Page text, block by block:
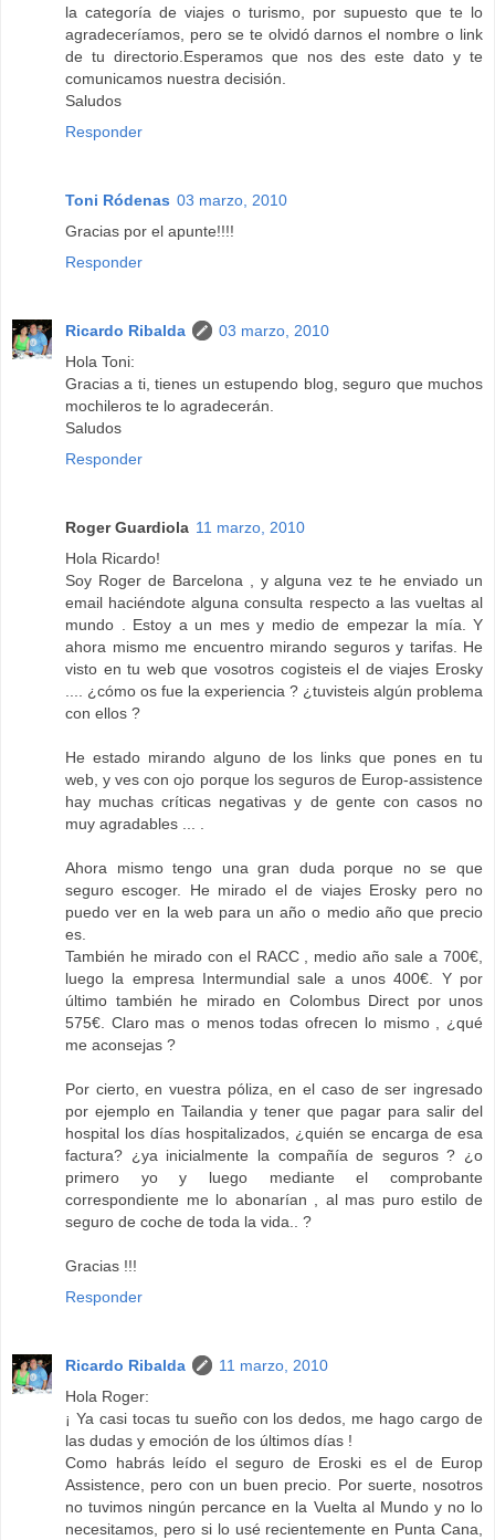
la categoría de viajes o turismo, por supuesto que te lo
agradeceríamos, pero se te olvidó darnos el nombre o link
de tu directorio.Esperamos que nos des este dato y te
comunicamos nuestra decisión.
Saludos
Responder
Toni Ródenas 03 marzo, 2010
Gracias por el apunte!!!!
Responder
Ricardo Ribalda
03 marzo, 2010
Hola Toni:
Gracias a ti, tienes un estupendo blog, seguro que muchos
mochileros te lo agradecerán.
Saludos
Responder
Roger Guardiola 11 marzo, 2010
Hola Ricardo!
Soy Roger de Barcelona , y alguna vez te he enviado un
email haciéndote alguna consulta respecto a las vueltas al
mundo . Estoy a un mes y medio de empezar la mía. Y
ahora mismo me encuentro mirando seguros y tarifas. He
visto en tu web que vosotros cogisteis el de viajes Erosky
.... ¿cómo os fue la experiencia ? ¿tuvisteis algún problema
con ellos ?
He estado mirando alguno de los links que pones en tu
web, y ves con ojo porque los seguros de Europ-assistence
hay muchas críticas negativas y de gente con casos no
muy agradables ... .
Ahora mismo tengo una gran duda porque no se que
seguro escoger. He mirado el de viajes Erosky pero no
puedo ver en la web para un año o medio año que precio
es.
También he mirado con el RACC , medio año sale a 700€,
luego la empresa Intermundial sale a unos 400€. Y por
último también he mirado en Colombus Direct por unos
575€. Claro mas o menos todas ofrecen lo mismo , ¿qué
me aconsejas ?
Por cierto, en vuestra póliza, en el caso de ser ingresado
por ejemplo en Tailandia y tener que pagar para salir del
hospital los días hospitalizados, ¿quién se encarga de esa
factura? ¿ya inicialmente la compañía de seguros ? ¿o
primero yo y luego mediante el comprobante
correspondiente me lo abonarían , al mas puro estilo de
seguro de coche de toda la vida.. ?
Gracias !!!
Responder
Ricardo Ribalda
11 marzo, 2010
Hola Roger:
¡ Ya casi tocas tu sueño con los dedos, me hago cargo de
las dudas y emoción de los últimos días !
Como habrás leído el seguro de Eroski es el de Europ
Assistence, pero con un buen precio. Por suerte, nosotros
no tuvimos ningún percance en la Vuelta al Mundo y no lo
necesitamos, pero si lo usé recientemente en Punta Cana,